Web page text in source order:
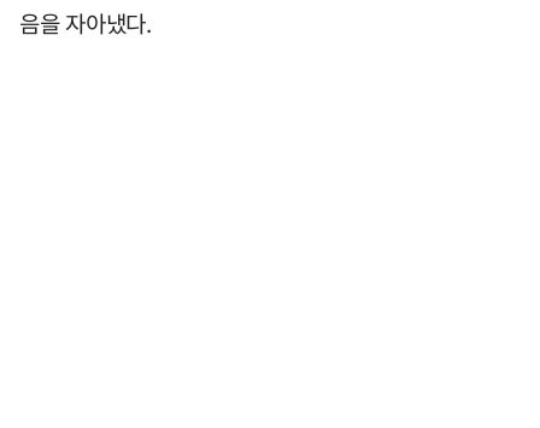
음을 자아냈다.